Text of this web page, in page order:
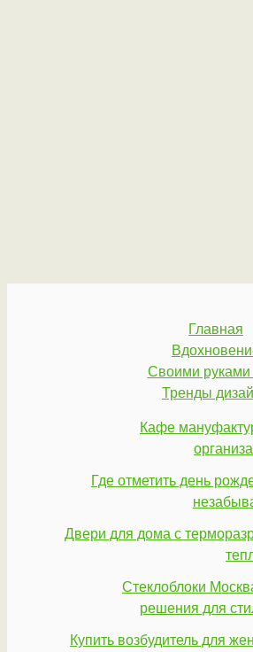
Главная
Своими руками
Тренды
Кафе
Где отметить день
Двери для дома с
Стеклоблоки
решения для
Купить возбудитель для